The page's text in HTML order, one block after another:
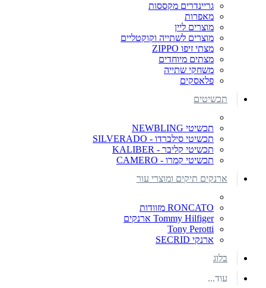
גריינדרים מקססות
מאפרות
מוצרים ליין
מוצרים לשתייה וקוקטליים
מצתי זיפו ZIPPO
מצתים מיוחדים
משחקי שתייה
פלאסקים
תכשיטים
תכשיטי NEWBLING
תכשיטי סילברדו - SILVERADO
תכשיטי קליבר - KALIBER
תכשיטי קמרו - CAMERO
ארנקים תיקים ומוצרי עור
RONCATO מזוודות
Tommy Hilfiger ארנקים
Tony Perotti
ארנקי SECRID
בלוג
עוד...